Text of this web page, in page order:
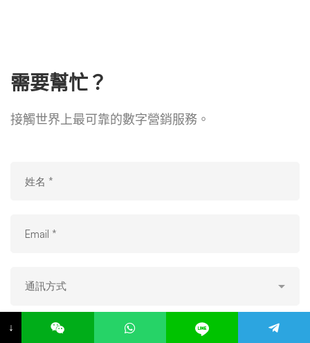
需要幫忙？
接觸世界上最可靠的數字營銷服務。
↓